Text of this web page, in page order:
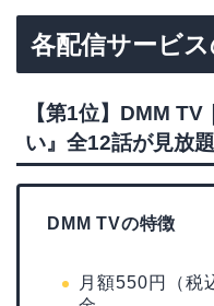
各配信サービ
【第1位】DMM
い』全12話が見放
DMM TVの特徴
月額550円（税